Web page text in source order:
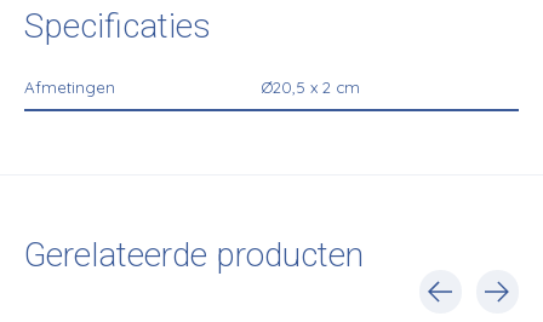
Specificaties
Afmetingen Ø20,5 x 2 cm
Gerelateerde producten